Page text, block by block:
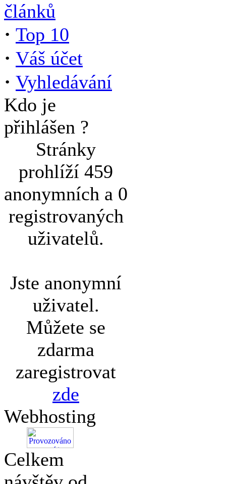
článků
· Top 10
· Váš účet
· Vyhledávání
Kdo je
přihlášen ?
Stránky
prohlíží 459
anonymních a 0
registrovaných
uživatelů.
Jste anonymní
uživatel.
Můžete se
zdarma
zaregistrovat
zde
Webhosting
Celkem